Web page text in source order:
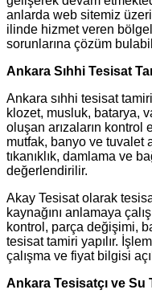
anlarda web sitemiz
ilinde hizmet veren
sorunlarına çözüm
Ankara Sıhhi Tesisat
Ankara sıhhi tesisat
klozet, musluk, batarya,
oluşan arızaların
mutfak, banyo ve tuvalet
tıkanıklık, damlama ve
değerlendirilir.
Akay Tesisat olarak
kaynağını anlamaya
kontrol, parça değişimi,
tesisat tamiri yapılır.
çalışma ve fiyat bilgisi
Ankara Tesisatçı ve Su